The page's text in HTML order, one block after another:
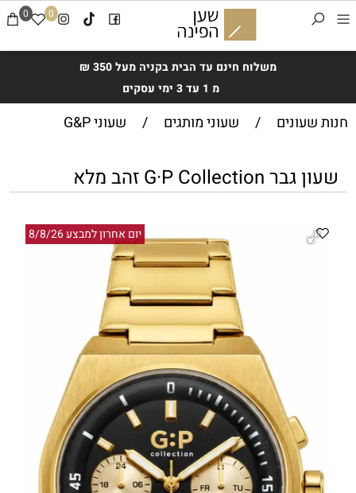
משלוח חינם עד הבית בקניה מעל 350 ₪
מ 1 עד 3 ימי עסקים
0 0
חנות שעונים / שעוני מותגים / שעוני G&P
שעון גבר G·P Collection זהב מלא
יום אחרון למבצע 8/8/26